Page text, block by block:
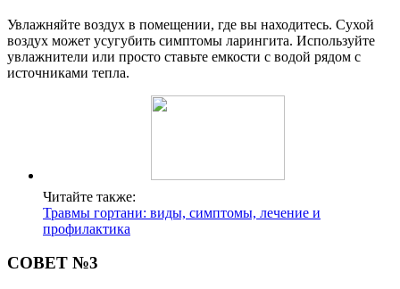
Увлажняйте воздух в помещении, где вы находитесь. Сухой
воздух может усугубить симптомы ларингита. Используйте
увлажнители или просто ставьте емкости с водой рядом с
источниками тепла.
Читайте также:
Травмы гортани: виды, симптомы, лечение и
профилактика
СОВЕТ №3